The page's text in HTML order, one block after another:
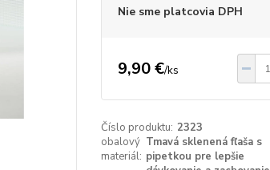
Nie sme platcovia DPH
9,90 €/ks
Číslo produktu: 2323
obalový
materiál:
Tmavá sklenená fľaša s
pipetkou pre lepšie